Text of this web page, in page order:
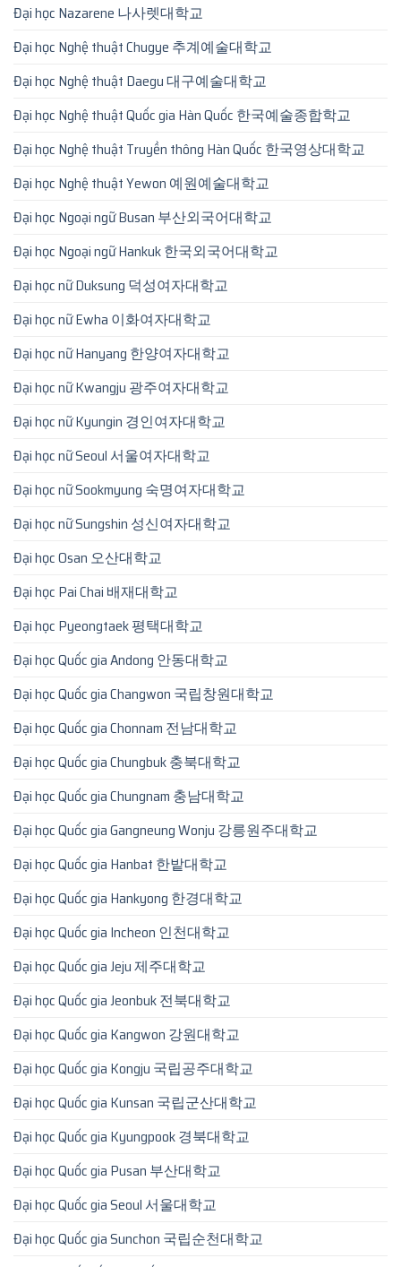
Đại học Nazarene 나사렛대학교
Đại học Nghệ thuật Chugye 추계예술대학교
Đại học Nghệ thuật Daegu 대구예술대학교
Đại học Nghệ thuật Quốc gia Hàn Quốc 한국예술종합학교
Đại học Nghệ thuật Truyền thông Hàn Quốc 한국영상대학교
Đại học Nghệ thuật Yewon 예원예술대학교
Đại học Ngoại ngữ Busan 부산외국어대학교
Đại học Ngoại ngữ Hankuk 한국외국어대학교
Đại học nữ Duksung 덕성여자대학교
Đại học nữ Ewha 이화여자대학교
Đại học nữ Hanyang 한양여자대학교
Đại học nữ Kwangju 광주여자대학교
Đại học nữ Kyungin 경인여자대학교
Đại học nữ Seoul 서울여자대학교
Đại học nữ Sookmyung 숙명여자대학교
Đại học nữ Sungshin 성신여자대학교
Đại học Osan 오산대학교
Đại học Pai Chai 배재대학교
Đại học Pyeongtaek 평택대학교
Đại học Quốc gia Andong 안동대학교
Đại học Quốc gia Changwon 국립창원대학교
Đại học Quốc gia Chonnam 전남대학교
Đại học Quốc gia Chungbuk 충북대학교
Đại học Quốc gia Chungnam 충남대학교
Đại học Quốc gia Gangneung Wonju 강릉원주대학교
Đại học Quốc gia Hanbat 한밭대학교
Đại học Quốc gia Hankyong 한경대학교
Đại học Quốc gia Incheon 인천대학교
Đại học Quốc gia Jeju 제주대학교
Đại học Quốc gia Jeonbuk 전북대학교
Đại học Quốc gia Kangwon 강원대학교
Đại học Quốc gia Kongju 국립공주대학교
Đại học Quốc gia Kunsan 국립군산대학교
Đại học Quốc gia Kyungpook 경북대학교
Đại học Quốc gia Pusan 부산대학교
Đại học Quốc gia Seoul 서울대학교
Đại học Quốc gia Sunchon 국립순천대학교